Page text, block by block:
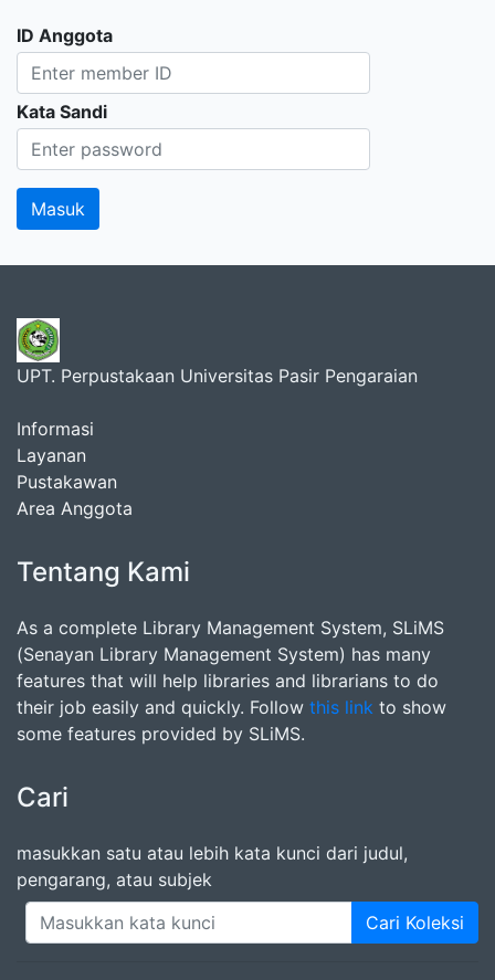
ID Anggota
Kata Sandi
UPT. Perpustakaan Universitas Pasir Pengaraian
Informasi
Layanan
Pustakawan
Area Anggota
Tentang Kami
As a complete Library Management System, SLiMS
(Senayan Library Management System) has many
features that will help libraries and librarians to do
their job easily and quickly. Follow this link to show
some features provided by SLiMS.
Cari
masukkan satu atau lebih kata kunci dari judul,
pengarang, atau subjek
Cari Koleksi